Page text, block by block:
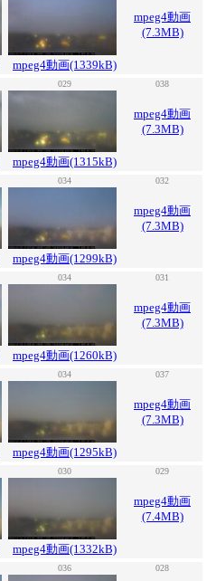
mpeg4動画
(7.3MB)
mpeg4動画(1339kB)
029 038
mpeg4動画
(7.3MB)
mpeg4動画(1315kB)
034 032
mpeg4動画
(7.3MB)
mpeg4動画(1299kB)
034 031
mpeg4動画
(7.3MB)
mpeg4動画(1260kB)
034 037
mpeg4動画
(7.3MB)
mpeg4動画(1295kB)
030 029
mpeg4動画
(7.4MB)
mpeg4動画(1332kB)
036 028